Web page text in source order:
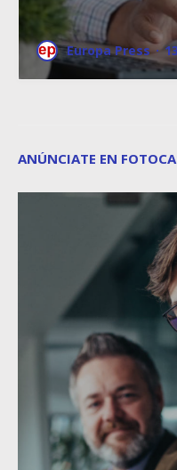
Europa Press ·
ANÚNCIATE EN